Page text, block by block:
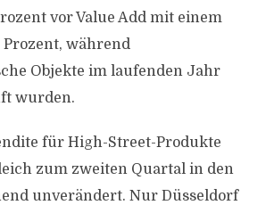
vor Value Add mit einem
während
Objekte im laufenden Jahr
wurden.
für High-Street-Produkte
zum zweiten Quartal in den
unverändert. Nur Düsseldorf